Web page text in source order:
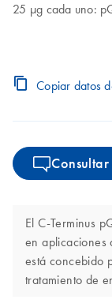
25 µg cada uno:
Copiar datos
El C-Terminus
en aplicaciones
está concebido
tratamiento de